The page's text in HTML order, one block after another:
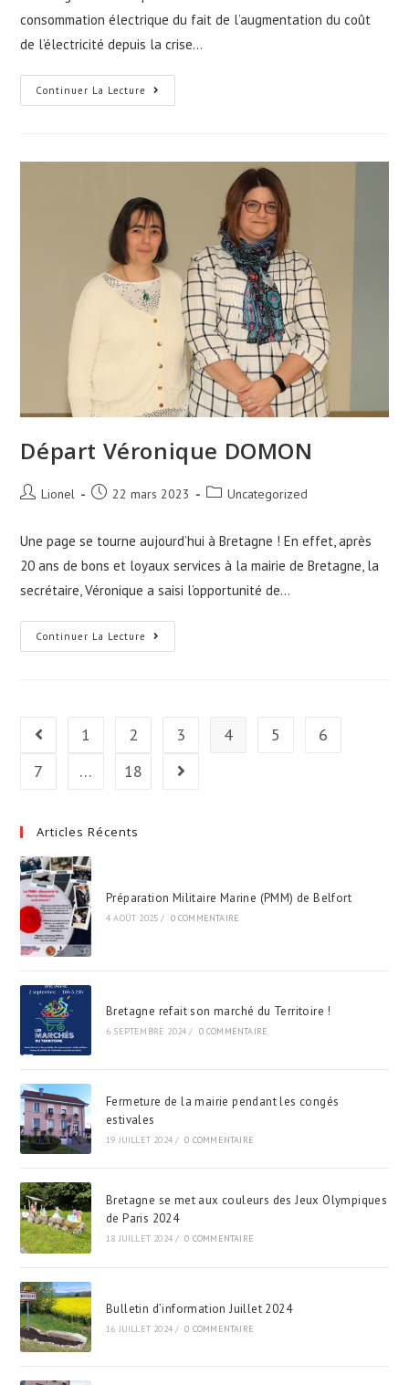
consommation électrique du fait de l’augmentation du coût
de l’électricité depuis la crise…
Continuer La Lecture Remplacement
De
Départ Véronique DOMON
Auteur/autrice
publication :
Lionel
Publication
22 mars 2023
PostUncategorized
Une page se tourne aujourd’hui à Bretagne ! En effet, après
20 ans de bons et loyaux services à la mairie de Bretagne, la
secrétaire, Véronique a saisi l’opportunité de…
Continuer La Lecture Départ
Véronique
Go to the previous page
1 2 3 4 5
6
7
… 18 Aller à la page suivante
Articles Récents
Préparation Militaire Marine (PMM) de Belfort
4 AOÛT 2025 / 0 COMMENTAIRE
Bretagne refait son marché du Territoire !
6 SEPTEMBRE 2024 / 0 COMMENTAIRE
Fermeture de la mairie pendant les congés
estivales
19 JUILLET 2024 / 0 COMMENTAIRE
Bretagne se met aux couleurs des Jeux Olympiques
de Paris 2024
18 JUILLET 2024 / 0 COMMENTAIRE
Bulletin d’information Juillet 2024
16 JUILLET 2024 / 0 COMMENTAIRE